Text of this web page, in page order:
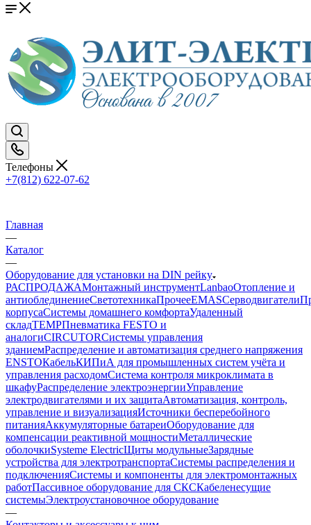
Телефоны
+7(812) 622-07-62
Главная
—
Каталог
—
Оборудование для установки на DIN рейку
РАСПРОДАЖАМонтажный инструментLanbaoОтопление и
антиоблединениеСветотехникаПрочееEMASCерводвигатели
корпусаСистемы домашнего комфортаУдаленный
складTEMPПневматика FESTO и
аналогиCIRCUTORСистемы управления
зданиемРаспределение и автоматизация среднего напряжения
ENSTOКабельКИПиА для промышленных систем учёта и
управления расходомСистема контроля микроклимата в
шкафуРаспределение электроэнергииУправление
электродвигателями и их защитаАвтоматизация, контроль,
управление и визуализацияИсточники бесперебойного
питанияАккумуляторные батареиОборудование для
компенсации реактивной мощностиМеталлические
оболочкиSysteme ElectricЩиты модульныеЗарядные
устройства для электротранспортаСистемы распределения и
подключенияСистемы и компоненты для электромонтажных
работПассивное оборудование для СКСКабеленесущие
системыЭлектроустановочное оборудование
—